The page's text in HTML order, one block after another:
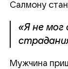
Салмону
«Я не мог
Мужчина